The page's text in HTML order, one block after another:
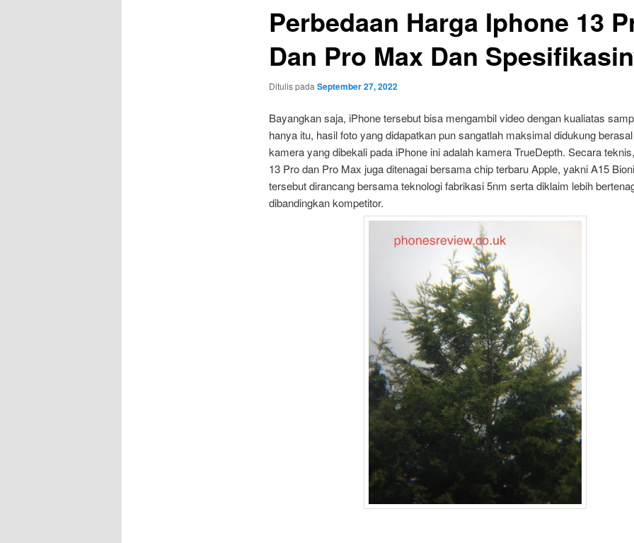
Perbedaan Harga Iphone 13
Dan Pro Max Dan
Ditulis pada September 27, 2022
Bayangkan saja, iPhone tersebut bisa mengambil video dengan kualiatas
hanya itu, hasil foto yang didapatkan pun sangatlah maksimal didukung
kamera yang dibekali pada iPhone ini adalah kamera TrueDepth. Secara
13 Pro dan Pro Max juga ditenagai bersama chip terbaru Apple, yakni A15
tersebut dirancang bersama teknologi fabrikasi 5nm serta diklaim lebih
dibandingkan kompetitor.